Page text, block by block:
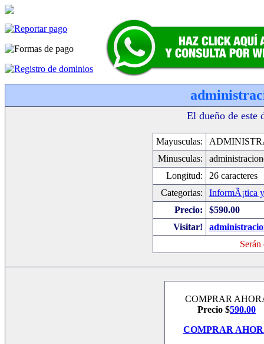
El dueño de este
Mayusculas:
Minusculas:
Longitud:
26 caracteres
Categorias:
InformÃ¡tica
Precio:
$590.00
Visitar!
Serán
COMPRAR
Precio $590.00
COMPRAR